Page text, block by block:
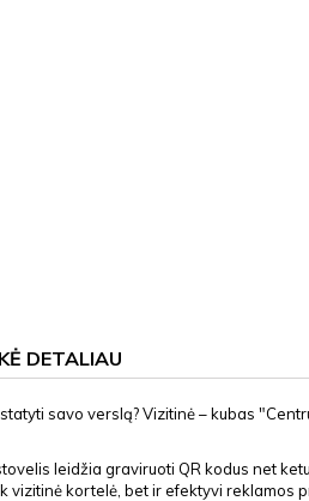
DETALIAU
savo verslą? Vizitinė – kubas
leidžia graviruoti QR kodus net
vizitinė kortelė, bet ir efektyvi reklamos